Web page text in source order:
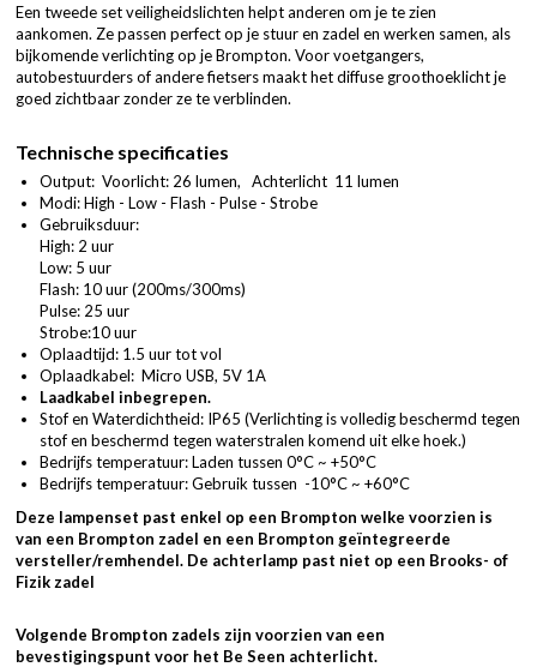
Een tweede set veiligheidslichten helpt anderen om je te zien
aankomen. Ze passen perfect op je stuur en zadel en werken samen, als
bijkomende verlichting op je Brompton. Voor voetgangers,
autobestuurders of andere fietsers maakt het diffuse groothoeklicht je
goed zichtbaar zonder ze te verblinden.
Technische specificaties
Output: Voorlicht: 26 lumen, Achterlicht 11 lumen
Modi: High - Low - Flash - Pulse - Strobe
Gebruiksduur:
High: 2 uur
Low: 5 uur
Flash: 10 uur (200ms/300ms)
Pulse: 25 uur
Strobe:10 uur
Oplaadtijd: 1.5 uur tot vol
Oplaadkabel: Micro USB, 5V 1A
Laadkabel inbegrepen.
Stof en Waterdichtheid: IP65 (Verlichting is volledig beschermd tegen
stof en beschermd tegen waterstralen komend uit elke hoek.)
Bedrijfs temperatuur: Laden tussen 0°C ~ +50°C
Bedrijfs temperatuur: Gebruik tussen -10°C ~ +60°C
Deze lampenset past enkel op een Brompton welke voorzien is
van een Brompton zadel en een Brompton geïntegreerde
versteller/remhendel. De achterlamp past niet op een Brooks- of
Fizik zadel
Volgende Brompton zadels zijn voorzien van een
bevestigingspunt voor het Be Seen achterlicht.